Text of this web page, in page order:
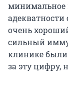
минимальное
очень
сильный
клинике
за эту цифру,